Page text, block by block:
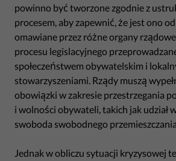
powinno być tworzone zgodnie z
procesem, aby zapewnić, że jest ono
omawiane przez różne organy
procesu legislacyjnego
społeczeństwem obywatelskim i
stowarzyszeniami. Rządy muszą
obowiązki w zakresie przestrzegania
i wolności obywateli, takich jak udział
swoboda swobodnego
Jednak w obliczu sytuacji kryzysowej